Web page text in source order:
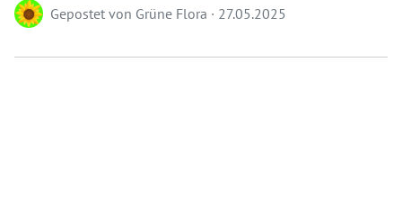
Gepostet von Grüne Flora · 27.05.2025